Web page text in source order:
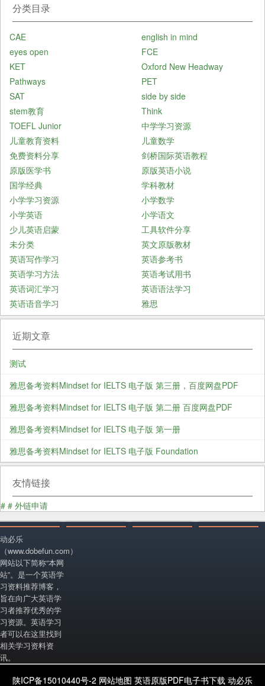
分类目录
CAE
english in mind
eyes open
FCE
KET
Oxford New Headway
Pathways
PET
SAT
side by side
stem教育
Think
TOEFL Junior
中学学习资源
儿童教育资料
儿童数学
免费资料分享
剑桥国际英语教程
原版医学书
原版英语小说
国学经典
学科教材
小学学习资源
小学数学
小学英语
小学语文
少儿英语启蒙
工具软件分享
未分类
英文原版教材
英语写作学习
英语参考书
英语学习方法
英语考试用书
英语词汇学习
英语语法学习
英语语音学习
雅思
近期文章
测试
雅思备考资料Mindset for IELTS 电子版 第三册，百度网盘PDF
雅思备考资料Mindset for IELTS 电子版 第二册 百度网盘PDF
雅思备考资料Mindset for IELTS 电子版 第一册
雅思备考资料Mindset for IELTS 电子版 Foundation
友情链接
# # 外链申请
动必乐
（www.dobefun.com）
网站以下简称“本网
站”。是一个英语学
习资料推荐博客，
旨在向广大英语学
习者推荐优秀的学
习资源。英语学习
者可以在这里找到
相关学习资料资
讯。
陕ICP备15010440号-2 网站地图 英语原版PDF电子书下载 动必乐